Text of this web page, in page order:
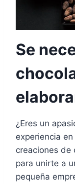
Se
¿Eres un
experiencia
creaciones de
para unirte a
pequeña